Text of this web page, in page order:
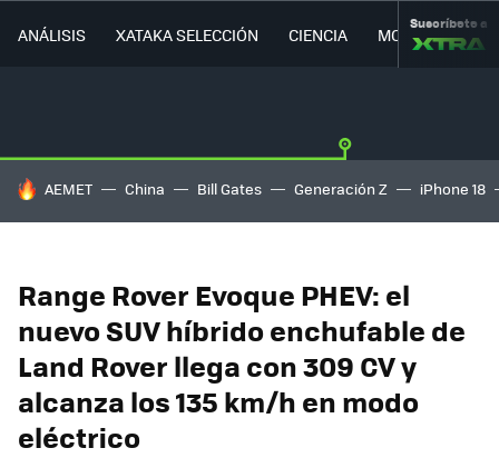
ANÁLISIS XATAKA SELECCIÓN CIENCIA MOVILIDAD
Suscríbete a
HOY SE HABLA DE
AEMET China Bill Gates Generación Z iPhone 18
Range Rover Evoque PHEV: el
nuevo SUV híbrido enchufable de
Land Rover llega con 309 CV y
alcanza los 135 km/h en modo
eléctrico